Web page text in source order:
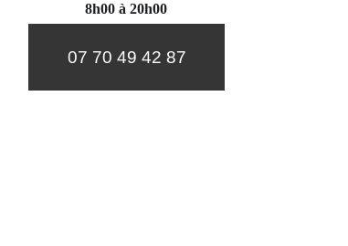
07 70 49 42 87
8h00 à 20h00